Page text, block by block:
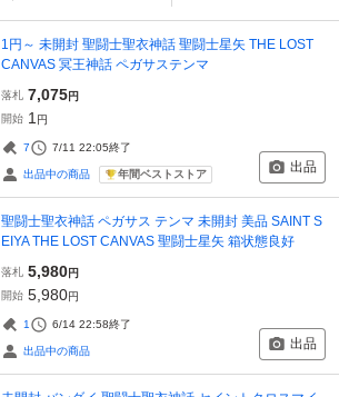
1円～ 未開封 聖闘士聖衣神話 聖闘士星矢 THE LOST
CANVAS 冥王神話 ペガサステンマ
落札 7,075円
開始 1 円
7 7/11 22:05終了
出品中の商品 年間ベストストア 出品
聖闘士聖衣神話 ペガサス テンマ 未開封 美品 SAINT S
EIYA THE LOST CANVAS 聖闘士星矢 箱状態良好
落札 5,980円
開始 5,980円
1 6/14 22:58終了
出品中の商品 出品